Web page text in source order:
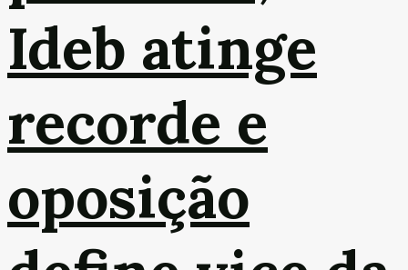
Ideb atinge
recorde e
oposição